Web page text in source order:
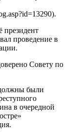
президент
проведение в
Совету по
были
в очередной